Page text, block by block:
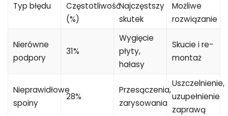
Typ błędu
Częstotliwość
(%)
Najczęstszy
skutek
Możliwe
rozwiązanie
Nierówne
podpory
31%
Wygięcie
płyty,
hałasy
Skucie i re-
montaż
Nieprawidłowe
spoiny
28%
Przesączenia,
zarysowania
Uszczelnienie,
uzupełnienie
zaprawą